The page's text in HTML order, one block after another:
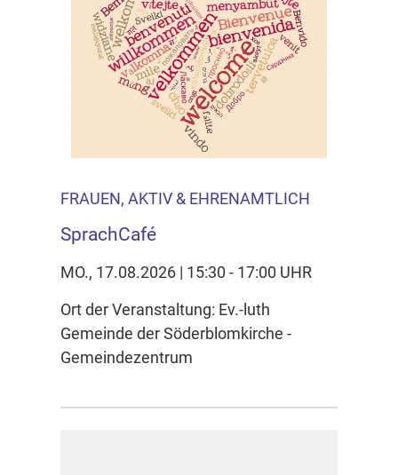
FRAUEN, AKTIV & EHRENAMTLICH
SprachCafé
MO., 17.08.2026 | 15:30 - 17:00 UHR
Ort der Veranstaltung: Ev.-luth
Gemeinde der Söderblomkirche -
Gemeindezentrum